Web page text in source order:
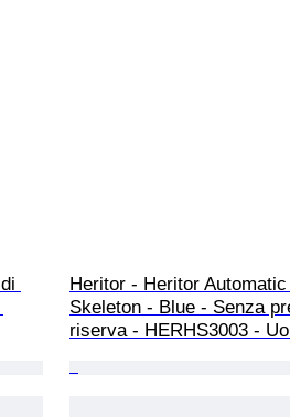
Heritor - Heritor
Skeleton - Blue - Senza
riserva - HERHS3003 -